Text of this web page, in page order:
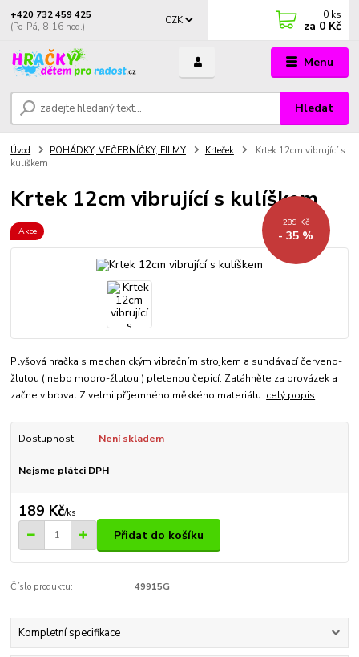
Menu
CZK
Hledat
+420 732 459 425
(Po-Pá, 8-16 hod.)
0 ks
za 0 Kč
Úvod POHÁDKY, VEČERNÍČKY, FILMY Krteček
Krtek 12cm vibrující s
kulíškem
Krtek 12cm vibrující s kulíškem
Akce
289 Kč
- 35 %
Plyšová hračka s mechanickým vibračním strojkem a sundávací červeno-
žlutou ( nebo modro-žlutou ) pletenou čepicí. Zatáhněte za provázek a
začne vibrovat.Z velmi příjemného měkkého materiálu. celý popis
Dostupnost Není skladem
Nejsme plátci DPH
189 Kč/ks
Přidat do košíku
Číslo produktu: 49915G
Kompletní specifikace